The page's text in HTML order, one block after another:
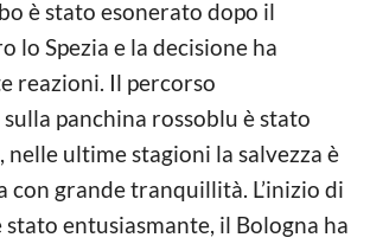
è stato esonerato dopo il
lo Spezia e la decisione ha
reazioni. Il percorso
panchina rossoblu è stato
ultime stagioni la salvezza è
con grande tranquillità. L’inizio di
stato entusiasmante, il Bologna ha